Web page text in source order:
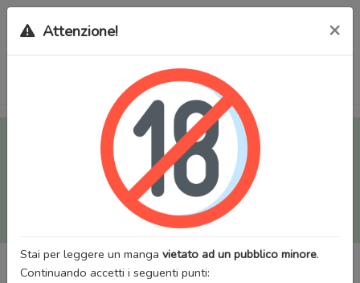
Tutti i Doujinshi e Manga per adulti (+18) sono stati trasferiti
sul nostro nuovo sito (
mangaworldadult.net
); invece, per i
Manga classici, puoi utilizzare
MangaWorld
Potrai effettuare illogincon il tuo account di MangaWorld
tutti i dati sono condivisi tra i due siti,
perderai alcun dato, inclusi bookmarks e premium
Attenzione! ×
Stai per leggere un manga vietato ad un pubblico minore.
Continuando accetti i seguenti punti: